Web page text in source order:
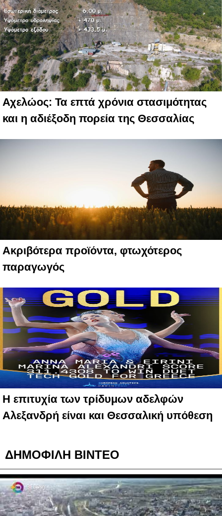
Αχελώος: Τα επτά χρόνια στασιμότητας
και η αδιέξοδη πορεία της Θεσσαλίας
Ακριβότερα προϊόντα, φτωχότερος
παραγωγός
Η επιτυχία των τρίδυμων αδελφών
Αλεξανδρή είναι και Θεσσαλική υπόθεση
ΔΗΜΟΦΙΛΗ ΒΙΝΤΕΟ